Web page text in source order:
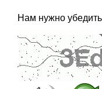
Нам нужно